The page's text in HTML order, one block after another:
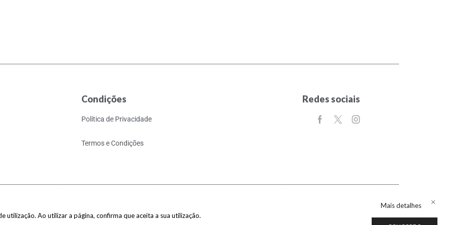
utilização. Ao utilizar a página, confirma que aceita a sua utilização.
Mais detalhes
Condições
Política de Privacidade
Termos e Condições
Redes sociais